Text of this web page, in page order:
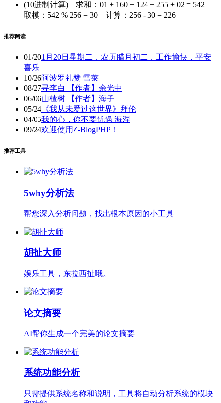
(10进制计算) 求和：01 + 160 + 124 + 255 + 02 = 542
取模：542 % 256 = 30 计算：256 - 30 = 226
推荐阅读
01/201月20日星期二，农历腊月初二，工作愉快，平安
喜乐
10/26阿波罗礼赞 雪莱
08/27寻李白 【作者】余光中
06/06山楂树 【作者】海子
05/24 《我从未爱过这世界》拜伦
04/05我的心，你不要忧悒 海涅
09/24欢迎使用Z-BlogPHP！
推荐工具
5why分析法
帮您深入分析问题，找出根本原因的小工具
胡扯大师
娱乐工具，东拉西扯哦。
论文摘要
AI帮你生成一个完美的论文摘要
系统功能分析
只需提供系统名称和说明，工具将自动分析系统的模块